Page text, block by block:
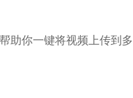
助你一键将视频上传到